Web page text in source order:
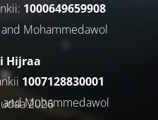
1000649659908
Mohammedawol
Hijraa
1007128830001
Muhammedawol
2026